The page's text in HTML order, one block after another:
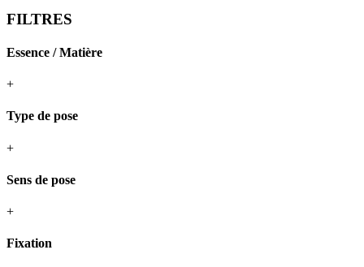
FILTRES
Essence / Matière
+
Type de pose
+
Sens de pose
+
Fixation